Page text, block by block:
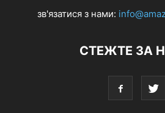
зв'язатися з нами:
СТЕЖТЕ ЗА